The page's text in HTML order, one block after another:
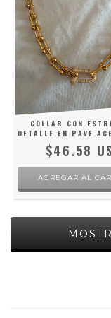
COLLAR CON
DETALLE EN PAVE
$46.58